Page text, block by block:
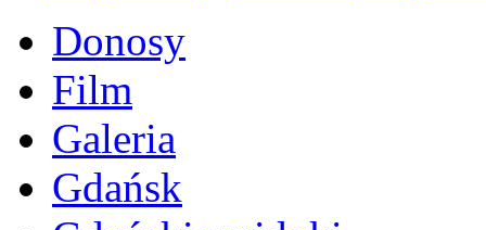
Donosy
Film
Galeria
Gdańsk